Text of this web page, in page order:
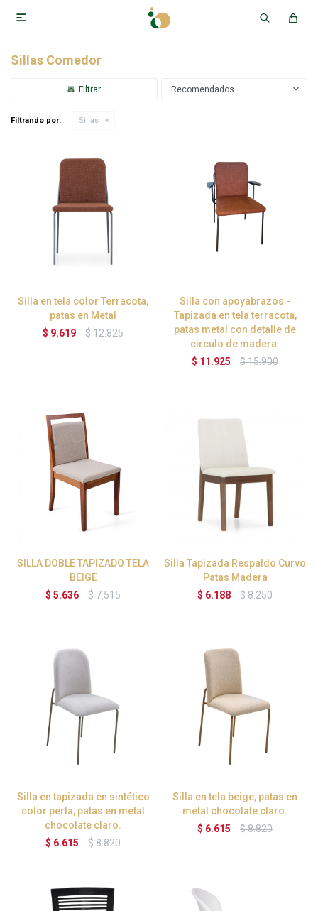

Sillas Comedor
Recomendados
Filtrando por: Sillas
Silla en tela color Terracota,
patas en Metal
$ 9.619 $12.825
Silla con apoyabrazos -
Tapizada en tela terracota,
patas metal con detalle de
circulo de madera.
$ 11.925 $15.900
SILLA DOBLE TAPIZADO TELA
BEIGE
$ 5.636 $7.515
Silla Tapizada Respaldo Curvo
Patas Madera
$ 6.188 $8.250
Silla en tapizada en sintético
color perla, patas en metal
chocolate claro.
$ 6.615 $8.820
Silla en tela beige, patas en
metal chocolate claro.
$ 6.615 $8.820